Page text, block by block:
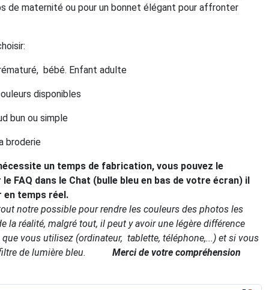
de maternité ou pour un bonnet élégant pour affronter
bébé. Enfant adulte
disponibles
bun ou simple
broderie
un temps de fabrication, vous pouvez le
FAQ dans le Chat (bulle bleu en bas de votre écran) il
en temps réel.
notre possible pour rendre les couleurs des photos les
la réalité, malgré tout, il peut y avoir une légère différence
vous utilisez (ordinateur, tablette, téléphone,...) et si vous
filtre de lumière bleu. Merci de votre compréhension